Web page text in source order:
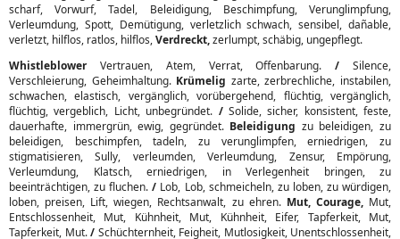
scharf, Vorwurf, Tadel, Beleidigung, Beschimpfung, Verunglimpfung,
Verleumdung, Spott, Demütigung, verletzlich schwach, sensibel, dañable,
verletzt, hilflos, ratlos, hilflos,Verdreckt,zerlumpt, schäbig, ungepflegt.
WhistleblowerVertrauen, Atem, Verrat, Offenbarung./ Silence,
Verschleierung, Geheimhaltung. Krümelig zarte, zerbrechliche, instabilen,
schwachen, elastisch, vergänglich, vorübergehend, flüchtig, vergänglich,
flüchtig, vergeblich, Licht, unbegründet. /Solide, sicher, konsistent, feste,
dauerhafte, immergrün, ewig, gegründet. Beleidigung zu beleidigen, zu
beleidigen, beschimpfen, tadeln, zu verunglimpfen, erniedrigen, zu
stigmatisieren, Sully, verleumden, Verleumdung, Zensur, Empörung,
Verleumdung, Klatsch, erniedrigen, in Verlegenheit bringen, zu
beeinträchtigen, zu fluchen./ Lob, Lob, schmeicheln, zu loben, zu würdigen,
loben, preisen, Lift, wiegen, Rechtsanwalt, zu ehren. Mut, Courage,Mut,
Entschlossenheit, Mut, Kühnheit, Mut, Kühnheit, Eifer, Tapferkeit, Mut,
Tapferkeit, Mut./ Schüchternheit, Feigheit, Mutlosigkeit, Unentschlossenheit,